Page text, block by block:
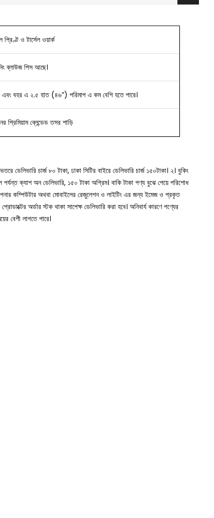
প্রিণ্ট ও টার্সেল ওয়ার্ক
ব্লাউজ পিস আছে।
বহর এ ২.৫ হাত (৪৬”) পরিমাপ এ কম বেশি হতে পারে।
প্রিমিয়াম ব্লেন্ডেড তসর শাড়ি
ডেলিভারি চার্জ ৮০ টাকা, ঢাকা সিটির বাইরে ডেলিভারি চার্জ ১৫০টাকা। ২। বুকিং
পর্যন্ত ক্যাশ অন ডেলিভারি, ১৫০ টাকা অগ্রিম। বাকি টাকা পণ্য বুঝে পেয়ে পরিশোধ
কম্পিউটার অথবা মোবাইলের রেজুলেশন ও লাইটিং এর জন্য ইমেজ ও প্রকৃত
অর্ডার স্টক থাকা সাপেক্ষ ডেলিভারি করা হবে। অনিবার্য কারণে পণ্যের
বেশী লাগতে পারে।